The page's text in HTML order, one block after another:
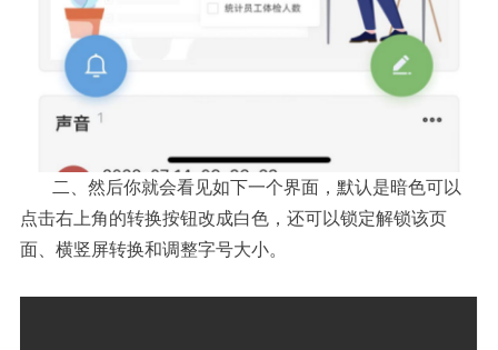
二、然后你就会看见如下一个界面，默认是暗色可以
点击右上角的转换按钮改成白色，还可以锁定解锁该页
面、横竖屏转换和调整字号大小。